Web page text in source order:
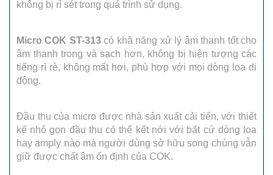
không bị rỉ sét trong quá trình sử dụng.
Micro COK ST-313có khả năng xử lý âm thanh tốt cho
âm thanh trong và sạch hơn, không bị hiện tượng các
tiếng rì rè, không mất hơi, phù hợp với mọi dòng loa di
động.
Đầu thu của micro được nhà sản xuất cải tiến, với thiết
kế nhỏ gọn đầu thu có thể kết nới với bất cứ dòng loa
hay amply nào mà người dùng sở hữu song chúng vẫn
giữ được chất âm ổn định của COK.